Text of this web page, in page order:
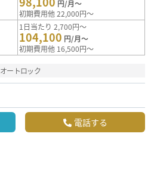
円/月～
初期費用他 22,000円～
1日当たり 2,700円～
104,100 円/月～
初期費用他 16,500円～
オートロック
電話する